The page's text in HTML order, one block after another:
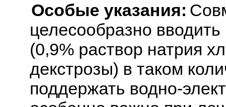
Особые указания:
целесообразно
(0,9% раствор натрия
декстрозы) в таком
поддержать водно-